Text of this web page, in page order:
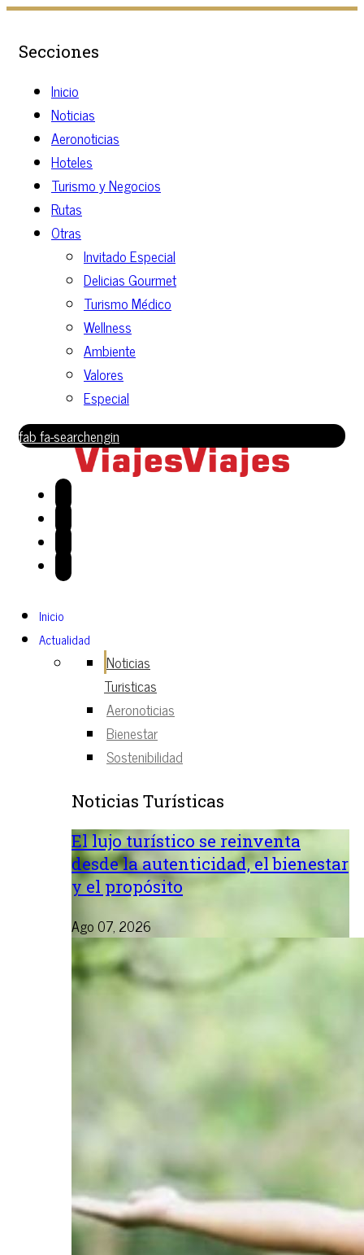
Secciones
Inicio
Noticias
Aeronoticias
Hoteles
Turismo y Negocios
Rutas
Otras
Invitado Especial
Delicias Gourmet
Turismo Médico
Wellness
Ambiente
Valores
Especial
fab fa-searchengin
Inicio
Actualidad
Noticias
Turisticas
Aeronoticias
Bienestar
Sostenibilidad
Noticias Turísticas
El lujo turístico se reinventa
desde la autenticidad, el bienestar
y el propósito
Ago 07, 2026